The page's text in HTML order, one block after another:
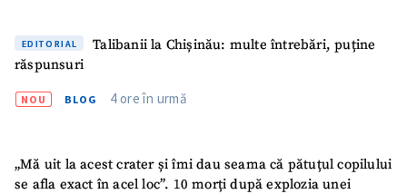
EDITORIAL
Talibanii la Chișinău: multe întrebări, puține
răspunsuri
NOU BLOG 4 ore în urmă
„Mă uit la acest crater și îmi dau seama că pătuțul copilului
se afla exact în acel loc”. 10 morți după explozia unei